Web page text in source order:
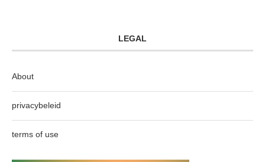
LEGAL
About
privacybeleid
terms of use